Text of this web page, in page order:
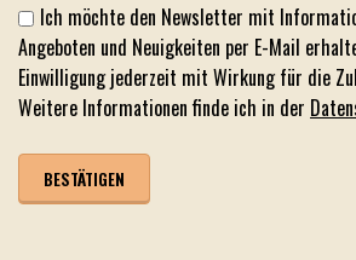
Ich möchte den Newsletter mit
Angeboten und Neuigkeiten per E-Mail
Einwilligung jederzeit mit Wirkung für die
Weitere Informationen finde ich in der